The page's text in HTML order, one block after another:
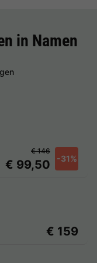
in Namen
€ 99,50 -31%
€ 146
€ 159